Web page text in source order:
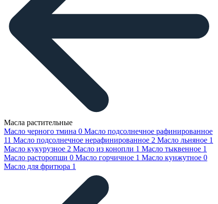
Масла растительные
Масло черного тмина 0 Масло подсолнечное рафинированное
11 Масло подсолнечное нерафинированное 2 Масло льняное 1
Масло кукурузное 2 Масло из конопли 1 Масло тыквенное 1
Масло расторопши 0 Масло горчичное 1 Масло кунжутное 0
Масло для фритюра 1